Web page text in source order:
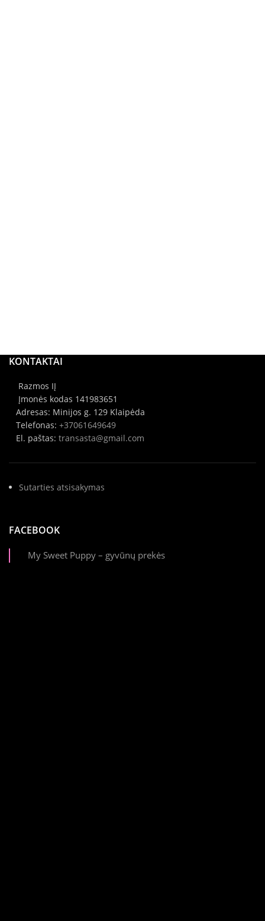
KONTAKTAI
Razmos IĮ
Įmonės kodas 141983651
Adresas: Minijos g. 129 Klaipėda
Telefonas: +37061649649
El. paštas: transasta@gmail.com
Sutarties atsisakymas
FACEBOOK
My Sweet Puppy – gyvūnų prekės